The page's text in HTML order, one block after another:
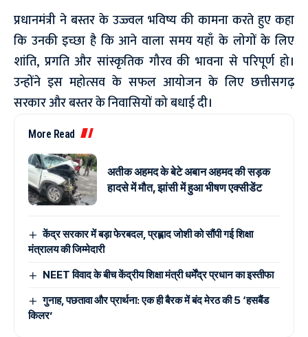
प्रधानमंत्री ने बस्तर के उज्ज्वल भविष्य की कामना करते हुए कहा
कि उनकी इच्छा है कि आने वाला समय यहाँ के लोगों के लिए
शांति, प्रगति और सांस्कृतिक गौरव की भावना से परिपूर्ण हो।
उन्होंने इस महोत्सव के सफल आयोजन के लिए छत्तीसगढ़
सरकार और बस्तर के निवासियों को बधाई दी।
More Read
अतीक अहमद के बेटे अबान अहमद की सड़क
हादसे में मौत, झांसी में हुआ भीषण एक्सीडेंट
केंद्र सरकार में बड़ा फेरबदल, प्रह्लाद जोशी को सौंपी गई शिक्षा
मंत्रालय की जिम्मेदारी
NEET विवाद के बीच केंद्रीय शिक्षा मंत्री धर्मेंद्र प्रधान का इस्तीफा
गुनाह, पछतावा और प्रार्थना: एक ही बैरक में बंद मेरठ की 5 ‘हसबैंड
किलर’